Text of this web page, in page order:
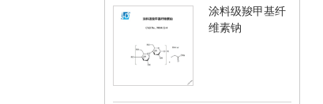
涂料级羧甲基纤
维素钠